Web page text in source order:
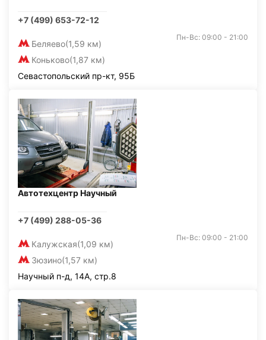
+7 (499) 653-72-12
Беляево(1,59 км)
Коньково(1,87 км)
Пн-Вс: 09:00 - 21:00
Севастопольский пр-кт, 95Б
Автотехцентр Научный
+7 (499) 288-05-36
Калужская(1,09 км)
Зюзино(1,57 км)
Пн-Вс: 09:00 - 21:00
Научный п-д, 14А, стр.8